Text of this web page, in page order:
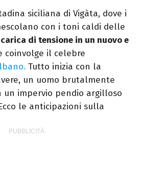
e scrittura sono il mio
preferito.
siciliana di Vigàta, dove i
con i toni caldi delle
di tensione in un nuovo e
coinvolge il celebre
Tutto inizia con la
un uomo brutalmente
un impervio pendio argilloso
le anticipazioni sulla